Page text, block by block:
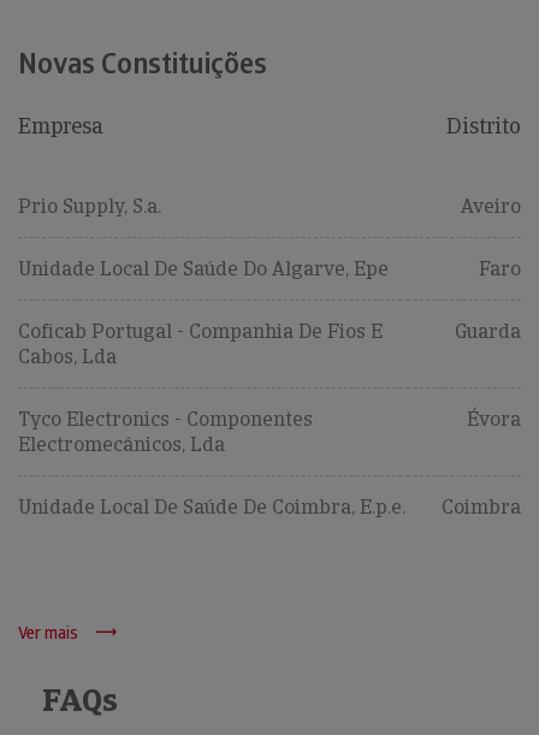
Novas Constituições
Empresa Distrito
Prio Supply, S.a. Aveiro
Unidade Local De Saúde Do Algarve, Epe Faro
Coficab Portugal - Companhia De Fios E
Cabos, Lda
Guarda
Tyco Electronics - Componentes
Electromecânicos, Lda
Évora
Unidade Local De Saúde De Coimbra, E.p.e. Coimbra
Ver mais
FAQs